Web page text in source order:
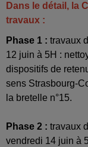
Dans le détail, la
travaux :
Phase 1 : travaux
12 juin à 5H :
dispositifs de
sens Strasbourg-
la bretelle n°15.
Phase 2 : travaux
vendredi 14 juin à